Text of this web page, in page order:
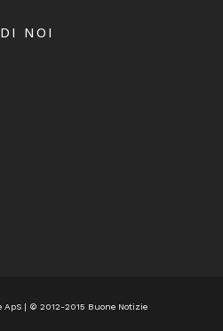
NOI
| © 2012-2015 Buone Notizie